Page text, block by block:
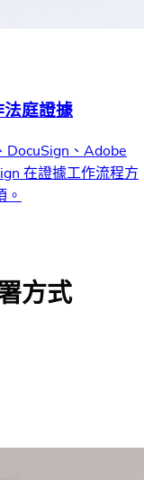
庭證據
DocuSign、Adobe
在證據工作流程方
方式